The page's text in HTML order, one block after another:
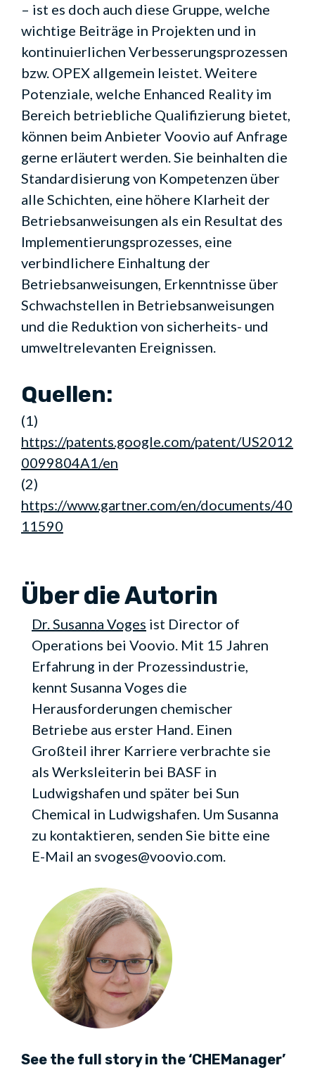
– ist es doch auch diese Gruppe, welche
wichtige Beiträge in Projekten und in
kontinuierlichen Verbesserungsprozessen
bzw. OPEX allgemein leistet. Weitere
Potenziale, welche Enhanced Reality im
Bereich betriebliche Qualifizierung bietet,
können beim Anbieter Voovio auf Anfrage
gerne erläutert werden. Sie beinhalten die
Standardisierung von Kompetenzen über
alle Schichten, eine höhere Klarheit der
Betriebsanweisungen als ein Resultat des
Implementierungsprozesses, eine
verbindlichere Einhaltung der
Betriebsanweisungen, Erkenntnisse über
Schwachstellen in Betriebsanweisungen
und die Reduktion von sicherheits- und
umweltrelevanten Ereignissen.
Quellen:
(1)
https://patents.google.com/patent/US2012
0099804A1/en
(2)
https://www.gartner.com/en/documents/40
11590
Über die Autorin
Dr. Susanna Voges ist Director of
Operations bei Voovio. Mit 15 Jahren
Erfahrung in der Prozessindustrie,
kennt Susanna Voges die
Herausforderungen chemischer
Betriebe aus erster Hand. Einen
Großteil ihrer Karriere verbrachte sie
als Werksleiterin bei BASF in
Ludwigshafen und später bei Sun
Chemical in Ludwigshafen. Um Susanna
zu kontaktieren, senden Sie bitte eine
E-Mail an svoges@voovio.com.
See the full story in the ‘CHEManager’